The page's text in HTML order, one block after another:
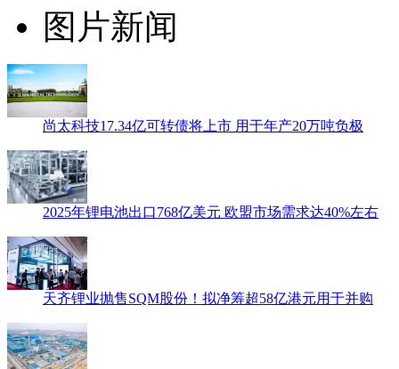
图片新闻
尚太科技17.34亿可转债将上市 用于年产20万吨负极
2025年锂电池出口768亿美元 欧盟市场需求达40%左右
天齐锂业抛售SQM股份！拟净筹超58亿港元用于并购